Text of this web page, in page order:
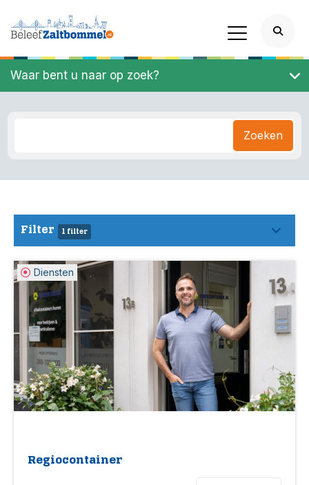
Waar bent u naar op zoek?
Zoeken
Filter 1 filter
Diensten
Regiocontainer